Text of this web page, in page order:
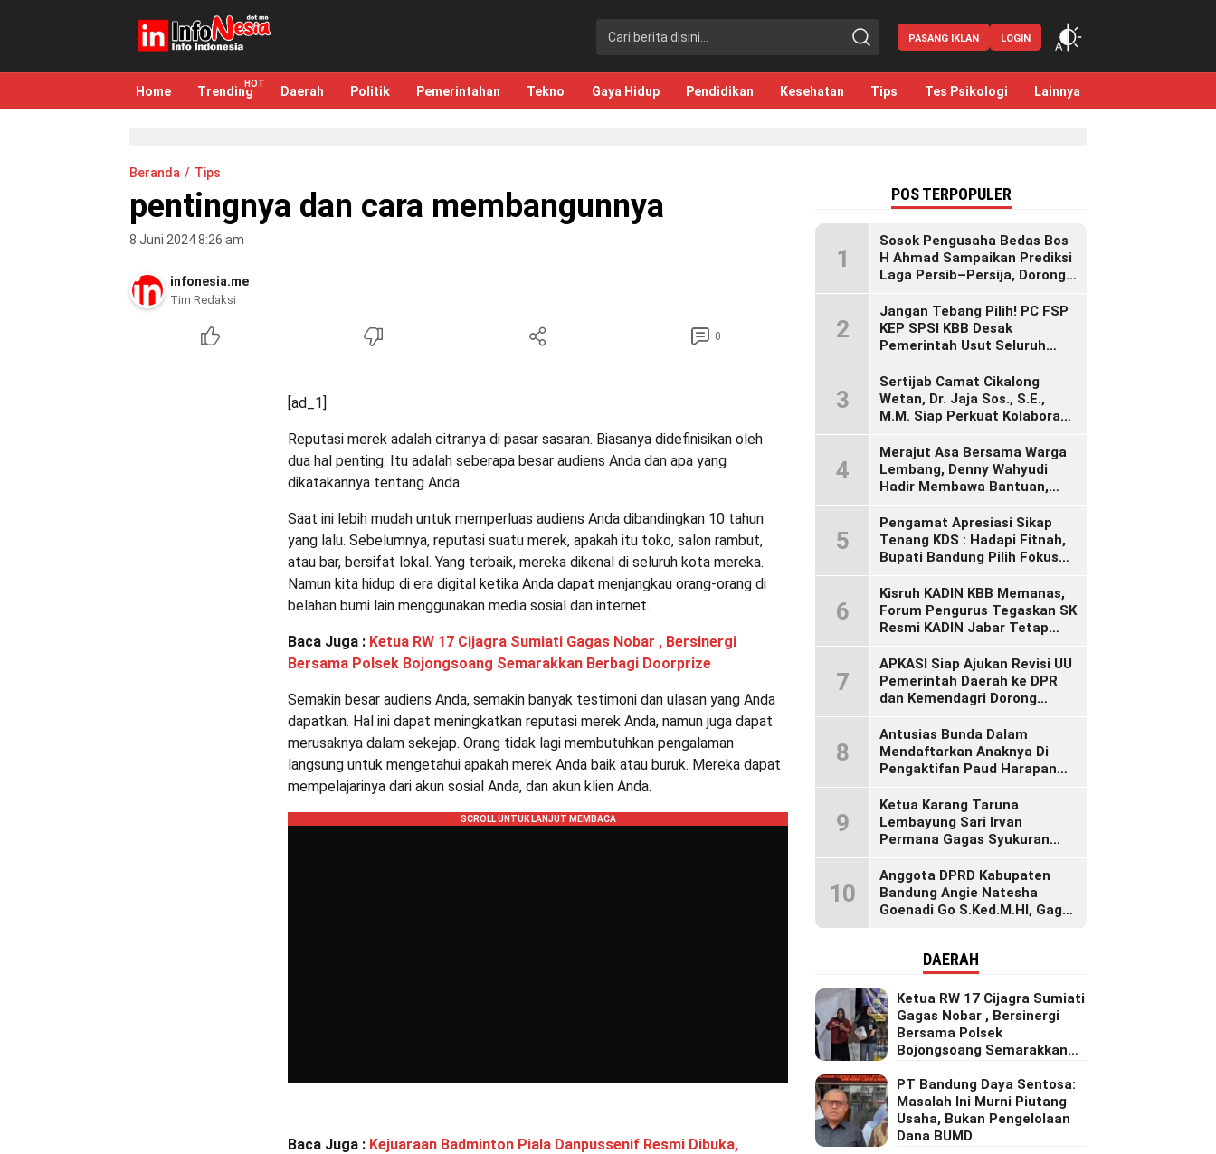
infonesia.me
Info Indonesia
PASANG IKLAN LOGIN
Home Trending Daerah Politik Pemerintahan Tekno Gaya Hidup Pendidikan Kesehatan Tips Tes Psikologi Lainnya
Beranda Tips
pentingnya dan cara membangunnya
8 Juni 2024 8:26 am
infonesia.me
Tim Redaksi
0
[ad_1]
Reputasi merek adalah citranya di pasar sasaran. Biasanya didefinisikan oleh
dua hal penting. Itu adalah seberapa besar audiens Anda dan apa yang
dikatakannya tentang Anda.
Saat ini lebih mudah untuk memperluas audiens Anda dibandingkan 10 tahun
yang lalu. Sebelumnya, reputasi suatu merek, apakah itu toko, salon rambut,
atau bar, bersifat lokal. Yang terbaik, mereka dikenal di seluruh kota mereka.
Namun kita hidup di era digital ketika Anda dapat menjangkau orang-orang di
belahan bumi lain menggunakan media sosial dan internet.
Baca Juga : Ketua RW 17 Cijagra Sumiati Gagas Nobar , Bersinergi
Bersama Polsek Bojongsoang Semarakkan Berbagi Doorprize
Semakin besar audiens Anda, semakin banyak testimoni dan ulasan yang Anda
dapatkan. Hal ini dapat meningkatkan reputasi merek Anda, namun juga dapat
merusaknya dalam sekejap. Orang tidak lagi membutuhkan pengalaman
langsung untuk mengetahui apakah merek Anda baik atau buruk. Mereka dapat
mempelajarinya dari akun sosial Anda, dan akun klien Anda.
Baca Juga : Kejuaraan Badminton Piala Danpussenif Resmi Dibuka,
POS TERPOPULER
1
Sosok Pengusaha Bedas Bos
H Ahmad Sampaikan Prediksi
Laga Persib–Persija, Dorong
Berada
2
Jangan Tebang Pilih! PC FSP
KEP SPSI KBB Desak
Pemerintah Usut Seluruh
Langgar Hak Pekerja Pasca
Sidak KDM”
3
Sertijab Camat Cikalong
Wetan, Dr. Jaja Sos., S.E.,
M.M. Siap Perkuat Kolaborasi
Lebih Maju dan Sejahtera
4
Merajut Asa Bersama Warga
Lembang, Denny Wahyudi
Hadir Membawa Bantuan,
Menyalakan Semangat
Generasi Muda
5
Pengamat Apresiasi Sikap
Tenang KDS : Hadapi Fitnah,
Bupati Bandung Pilih Fokus
6
Kisruh KADIN KBB Memanas,
Forum Pengurus Tegaskan SK
Resmi KADIN Jabar Tetap
Segera Bertindak
7
APKASI Siap Ajukan Revisi UU
Pemerintah Daerah ke DPR
dan Kemendagri Dorong
Daerah
8
Antusias Bunda Dalam
Mendaftarkan Anaknya Di
Pengaktifan Paud Harapan
9
Ketua Karang Taruna
Lembayung Sari Irvan
Permana Gagas Syukuran
Bojong Citepus Penuh Dengan
Kebersamaan.
10
Anggota DPRD Kabupaten
Bandung Angie Natesha
Goenadi Go S.Ked.M.HI, Gagas
DAERAH
Ketua RW 17 Cijagra Sumiati
Gagas Nobar , Bersinergi
Bersama Polsek
Bojongsoang Semarakkan
PT Bandung Daya Sentosa:
Masalah Ini Murni Piutang
Usaha, Bukan Pengelolaan
Dana BUMD